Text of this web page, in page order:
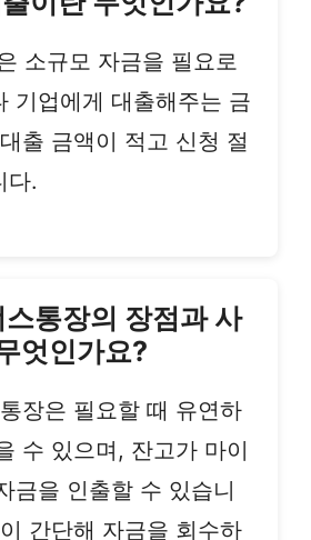
소규모 자금을 필요로
기업에게 대출해주는 금
출 금액이 적고 신청 절
다.
통장의 장점과 사
엇인가요?
장은 필요할 때 유연하
수 있으며, 잔고가 마이
금을 인출할 수 있습니
간단해 자금을 회수하